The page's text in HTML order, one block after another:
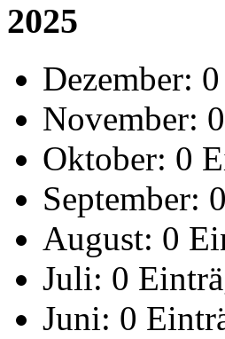
2025
Dezember:
November:
Oktober: 0
September:
August: 0
Juli: 0
Juni: 0